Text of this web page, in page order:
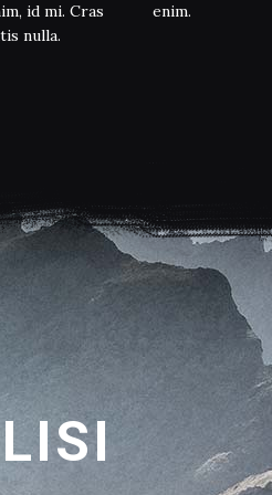
id mi. Cras
nulla.
enim.